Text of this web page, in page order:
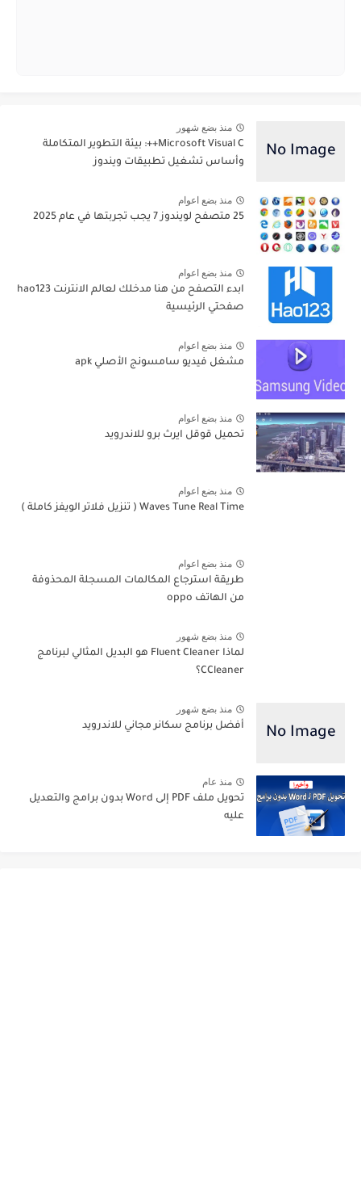
منذ بضع شهور
Microsoft Visual C++: بيئة التطوير المتكاملة
وأساس تشغيل تطبيقات ويندوز
منذ بضع اعوام
25 متصفح لويندوز 7 يجب تجربتها في عام 2025
منذ بضع اعوام
ابدء التصفح من هنا مدخلك لعالم الانترنت hao123
صفحتي الرئيسية
منذ بضع اعوام
مشغل فيديو سامسونج الأصلي apk
منذ بضع اعوام
تحميل قوقل ايرث برو للاندرويد
منذ بضع اعوام
Waves Tune Real Time ( تنزيل فلاتر الويفز كاملة )
منذ بضع اعوام
طريقة استرجاع المكالمات المسجلة المحذوفة
من الهاتف oppo
منذ بضع شهور
لماذا Fluent Cleaner هو البديل المثالي لبرنامج
CCleaner؟
منذ بضع شهور
أفضل برنامج سكانر مجاني للاندرويد
منذ عام
تحويل ملف PDF إلى Word بدون برامج والتعديل
عليه